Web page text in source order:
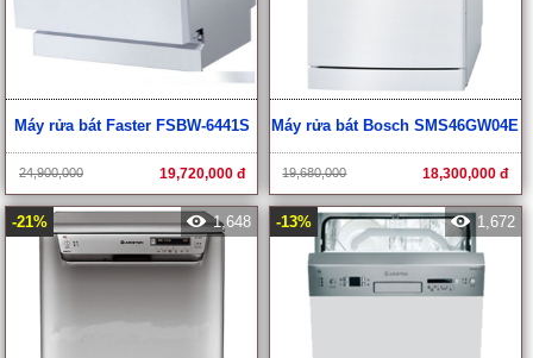
Máy rửa bát Faster FSBW-6441S
24,900,000 19,720,000 đ
Máy rửa bát Bosch SMS46GW04E
19,680,000 18,300,000 đ
-21% 1,648 -13% 1,672